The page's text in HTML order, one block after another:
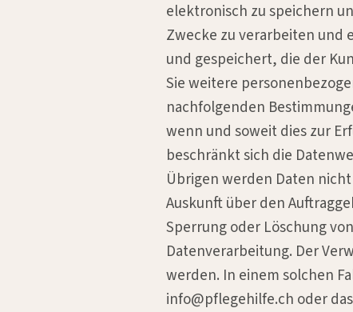
elektronisch zu speichern
Zwecke zu verarbeiten und
und gespeichert, die der
Sie weitere
nachfolgenden
wenn und soweit dies zur
beschränkt sich die
Übrigen werden Daten
Auskunft über den
Sperrung oder Löschung
Datenverarbeitung. Der
werden. In einem solchen
info@pflegehilfe.ch oder